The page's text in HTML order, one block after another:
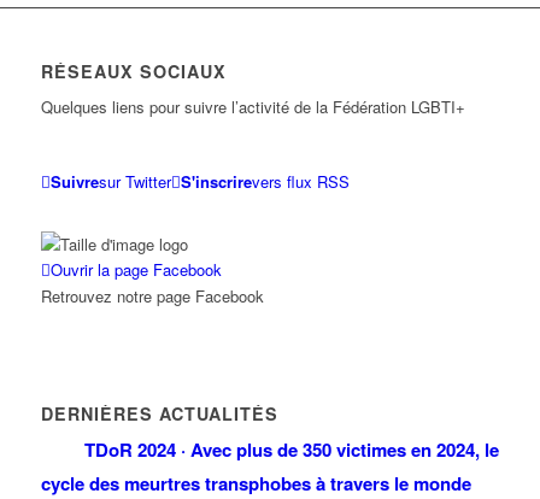
RÉSEAUX SOCIAUX
Quelques liens pour suivre l’activité de la Fédération LGBTI+
Suivresur Twitter S'inscrirevers flux RSS
Ouvrir la page Facebook
Retrouvez notre page Facebook
DERNIÈRES ACTUALITÉS
TDoR 2024 · Avec plus de 350 victimes en 2024, le
cycle des meurtres transphobes à travers le monde